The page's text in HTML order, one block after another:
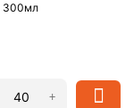
300мл
+